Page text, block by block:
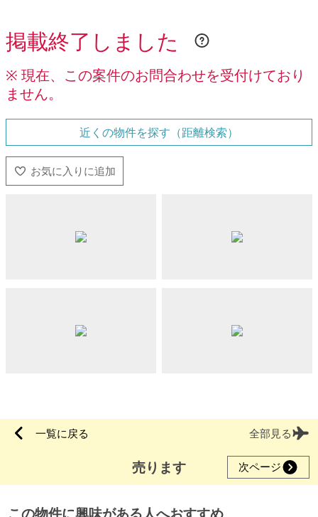
掲載終了しました
※ 現在、この案件のお問合わせを受付けており
ません。
近くの物件を探す（距離検索）
一覧に戻る 全部見る
売ります 次ページ